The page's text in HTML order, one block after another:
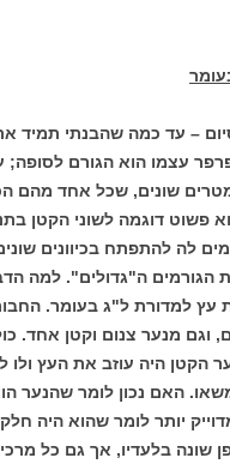
– עד כמה שהבנתי תמיד
עצמו הוא הגורם
שונים, שכל אחד מהם
פשוט דוגמה לשוני הקטן
לה להתפתח בכיוונים
הגורמים ה"גדולים". למה
עץ למדורת ל"ג בעומר.
וגם מנער צנום וקטן אחד.
הקטן היה עוזב את העץ ולו
האם נכון לומר שהנער
יותר לומר שהוא היה
שונה בלעדיו, אך גם כל